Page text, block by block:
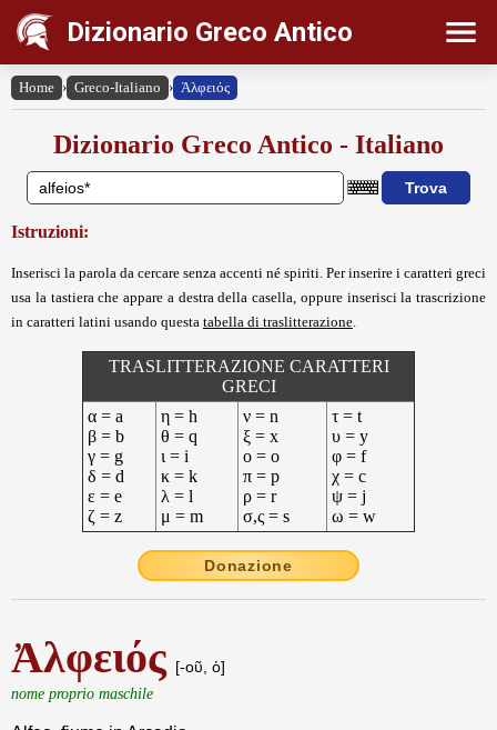
Dizionario Greco Antico
Home › Greco-Italiano › Ἀλφειός
Dizionario Greco Antico - Italiano
Istruzioni:
Inserisci la parola da cercare senza accenti né spiriti. Per inserire i caratteri greci
usa la tastiera che appare a destra della casella, oppure inserisci la trascrizione
in caratteri latini usando questa tabella di traslitterazione
TRASLITTERAZIONE CARATTERI
GRECI
α = a
β = b
γ = g
δ = d
ε = e
ζ = z
η = h
θ = q
ι = i
κ = k
λ = l
μ = m
ν = n
ξ = x
ο = o
π = p
ρ = r
σ,ς = s
τ = t
υ = y
φ = f
χ = c
ψ = j
ω = w
Donazione
Ἀλφειός [-οῦ, ὁ]
nome proprio maschile